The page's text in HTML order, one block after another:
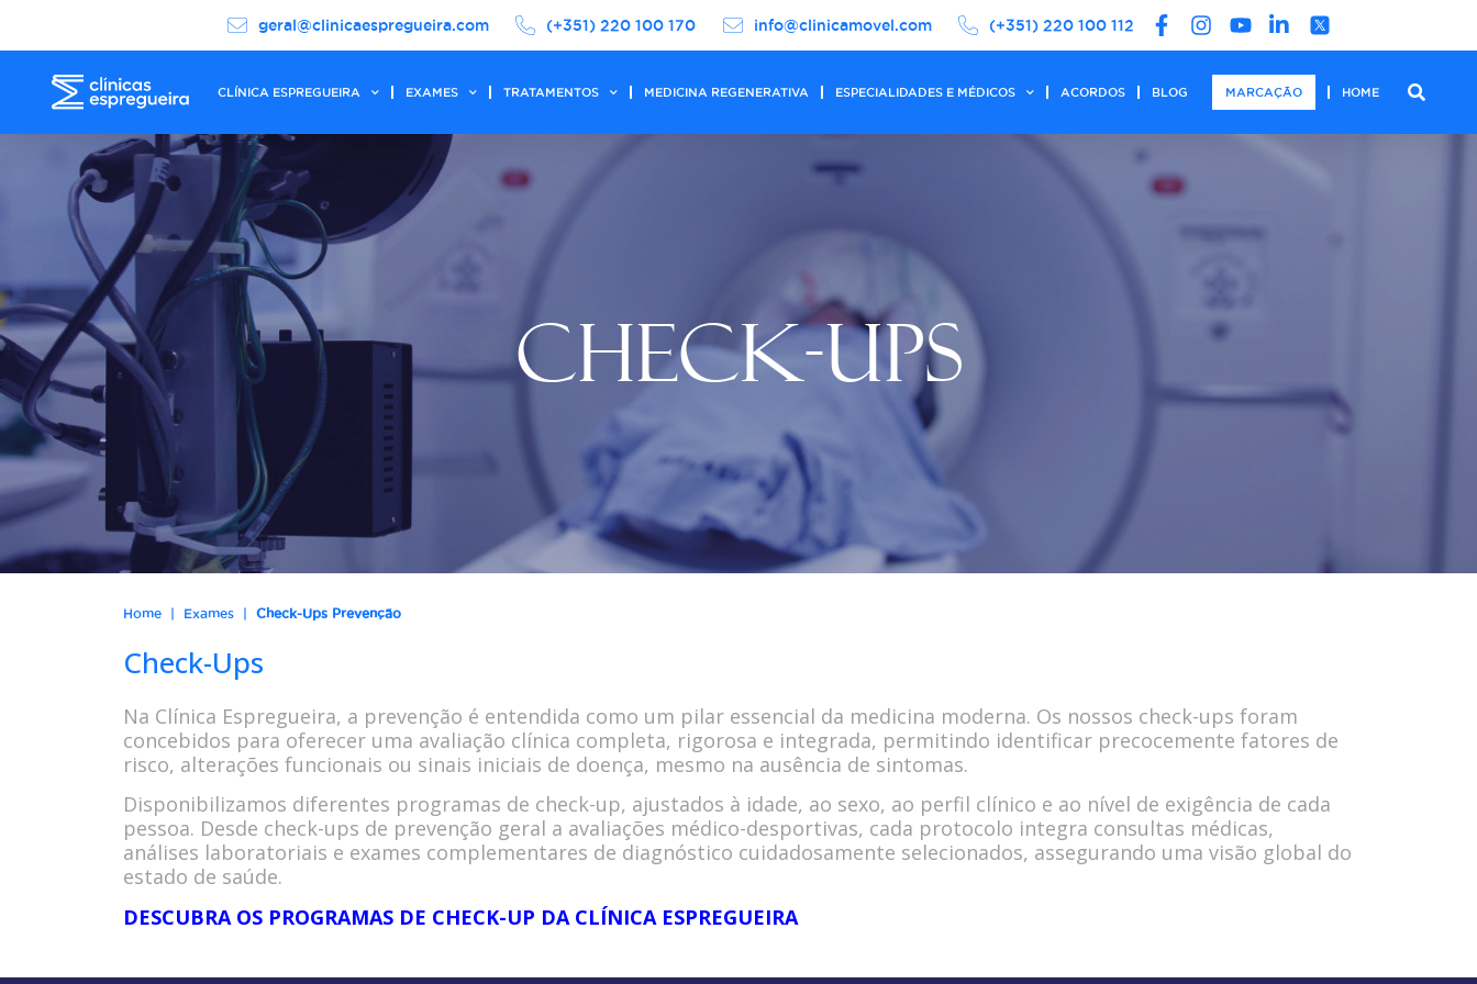
geral@clinicaespregueira.com (+351) 220 100 170 info@clinicamovel.com (+351) 220 100 112
CLÍNICA ESPREGUEIRA EXAMES TRATAMENTOS MEDICINA REGENERATIVA ESPECIALIDADES E MÉDICOS ACORDOS BLOG MARCAÇÃO HOME
CHECK-UPS
Home | Exames | Check-Ups Prevenção
Check-Ups
Na Clínica Espregueira, a prevenção é entendida como um pilar essencial da medicina moderna. Os nossos check-ups foram
concebidos para oferecer uma avaliação clínica completa, rigorosa e integrada, permitindo identificar precocemente fatores de
risco, alterações funcionais ou sinais iniciais de doença, mesmo na ausência de sintomas.
Disponibilizamos diferentes programas de check-up, ajustados à idade, ao sexo, ao perfil clínico e ao nível de exigência de cada
pessoa. Desde check-ups de prevenção geral a avaliações médico-desportivas, cada protocolo integra consultas médicas,
análises laboratoriais e exames complementares de diagnóstico cuidadosamente selecionados, assegurando uma visão global do
estado de saúde.
DESCUBRA OS PROGRAMAS DE CHECK-UP DA CLÍNICA ESPREGUEIRA